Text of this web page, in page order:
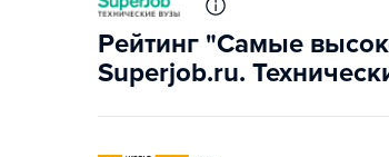
Рейтинг "Самые
Superjob.ru.